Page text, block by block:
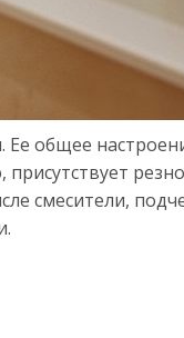
общее
смесители,